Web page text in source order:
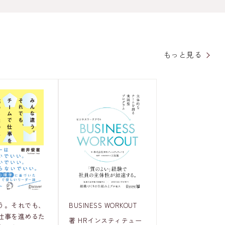
もっと見る
それでも、
事を進めるた
BUSINESS WORKOUT
著 HRインスティテュー